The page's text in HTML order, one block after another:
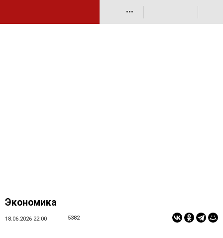
•••
Экономика
18.06.2026 22:00 5382